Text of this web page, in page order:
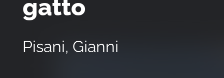
gatto
Pisani, Gianni